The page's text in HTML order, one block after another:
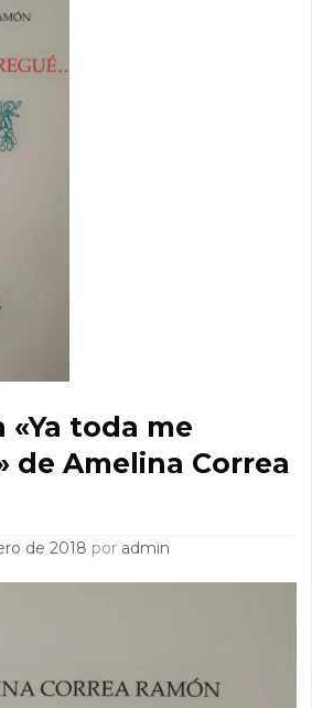
toda me
de Amelina Correa
de 2018 por admin